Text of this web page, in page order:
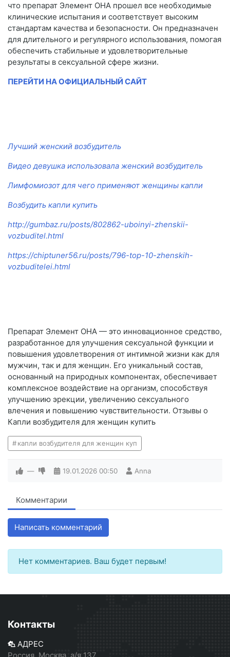
что препарат Элемент ОНА прошел все необходимые
клинические испытания и соответствует высоким
стандартам качества и безопасности. Он предназначен
для длительного и регулярного использования, помогая
обеспечить стабильные и удовлетворительные
результаты в сексуальной сфере жизни.
ПЕРЕЙТИ НА ОФИЦИАЛЬНЫЙ САЙТ
Лучший женский возбудитель
Видео девушка использовала женский возбудитель
Лимфомиозот для чего применяют женщины капли
Возбудить капли купить
http://gumbaz.ru/posts/802862-uboinyi-zhenskii-
vozbuditel.html
https://chiptuner56.ru/posts/796-top-10-zhenskih-
vozbuditelei.html
Препарат Элемент ОНА — это инновационное средство,
разработанное для улучшения сексуальной функции и
повышения удовлетворения от интимной жизни как для
мужчин, так и для женщин. Его уникальный состав,
основанный на природных компонентах, обеспечивает
комплексное воздействие на организм, способствуя
улучшению эрекции, увеличению сексуального
влечения и повышению чувствительности. Отзывы о
Капли возбудителя для женщин купить
капли возбудителя для женщин куп
— 19.01.2026 00:50 Anna
Комментарии
Написать комментарий
Нет комментариев. Ваш будет первым!
Контакты
АДРЕС